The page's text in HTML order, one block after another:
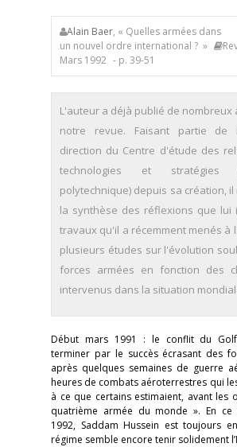
Alain Baer, « Quelles armées dans
un nouvel ordre international ? »
Mars 1992 - p. 39-51
L'auteur a déjà publié de nombreux
notre revue. Faisant partie de
direction du Centre d'étude des
technologies et stratégies
polytechnique) depuis sa création, il
la synthèse des réflexions que lui
travaux qu'il a récemment menés à
plusieurs études sur l'évolution
forces armées en fonction des
intervenus dans la situation
Début mars 1991 : le conflit du
terminer par le succès écrasant des
après quelques semaines de guerre
heures de combats aéroterrestres qui
à ce que certains estimaient, avant les
quatrième armée du monde ». En ce
1992, Saddam Hussein est toujours
régime semble encore tenir solidement